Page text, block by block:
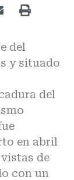
del
y situado
del
en abril
de
con un